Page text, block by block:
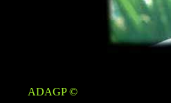
ADAGP ©